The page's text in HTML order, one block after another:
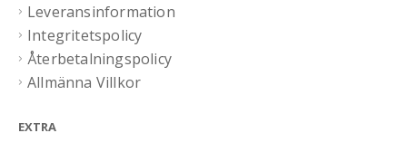
Leveransinformation
Integritetspolicy
Återbetalningspolicy
Allmänna Villkor
EXTRA